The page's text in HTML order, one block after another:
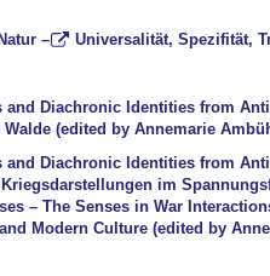
– Universalität, Spezifität,
Diachronic Identities from
(edited by Annemarie
Diachronic Identities from
im
– The Senses in War
Modern Culture (edited by